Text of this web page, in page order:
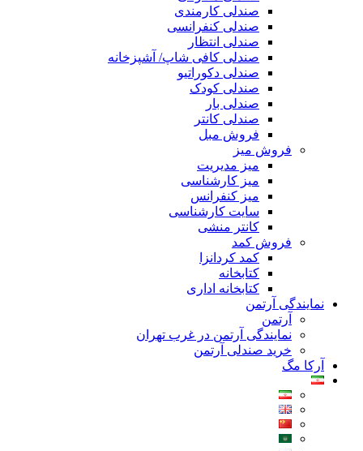
صندلی کارمندی
صندلی کنفرانسی
صندلی انتظار
صندلی کافی شاپ/ آشپزخانه
صندلی دکوراتیو
صندلی کودک
صندلی بار
صندلی کانتر
فروش مبل
فروش میز
میز مدیریت
میز کارشناسی
میز کنفرانس
سایت کارشناسی
کانتر منشی
فروش کمد
کمد کردانزا
کتابخانه
کتابخانه اداری
نمایندگی آرتمن
آرتمن
نمایندگی آرتمن در غرب تهران
خرید صندلی آرتمن
آرکا مگ